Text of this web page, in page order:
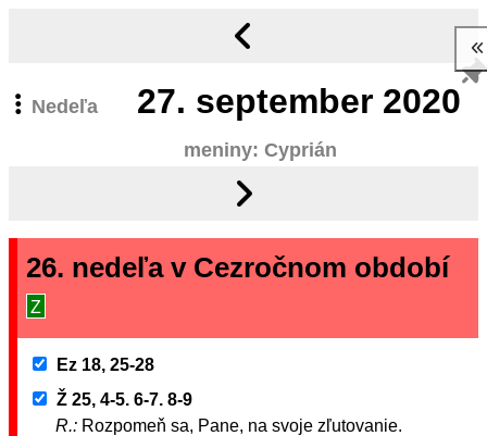
Nedeľa 27. september 2020
meniny: Cyprián
26. nedeľa v Cezročnom období
Z
Ez 18, 25-28
Ž 25, 4-5. 6-7. 8-9
R.: Rozpomeň sa, Pane, na svoje zľutovanie.